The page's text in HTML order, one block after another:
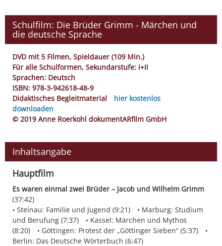
Schulfilm: Die Brüder Grimm - Märchen und
die deutsche Sprache
DVD mit 5 Filmen, Spieldauer (109 Min.)
Für alle Schulformen, Sekundarstufe: I+II
Sprachen: Deutsch
ISBN: 978-3-942618-48-9
Didaktisches Begleitmaterial
hier kostenlos
downloaden
© 2019 Anne Roerkohl dokumentARfilm GmbH
Inhaltsangabe
Hauptfilm
Es waren einmal zwei Brüder – Jacob und Wilhelm Grimm
(37:42)
Steinau: Familie und Jugend (9:21)
Marburg: Studium
und Berufung (7:37)
Kassel: Märchen und Mythos
(8:20)
Göttingen: Protest der „Göttinger Sieben“ (5:37)
Berlin: Das Deutsche Wörterbuch (6:47)